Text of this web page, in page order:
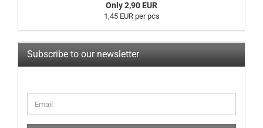
Only 2,90 EUR
1,45 EUR per pcs
Subscribe to our newsletter
TO
Email